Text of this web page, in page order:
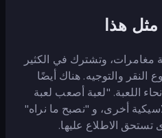
مثل هذا
مغامرات، وتشترك في الكثير
والتوجيه. هناك أيضًا
اللعبة. "لعبة أصعب لعبة
أخرى، و "نصبح ما نراه"
الاطلاع عليها.